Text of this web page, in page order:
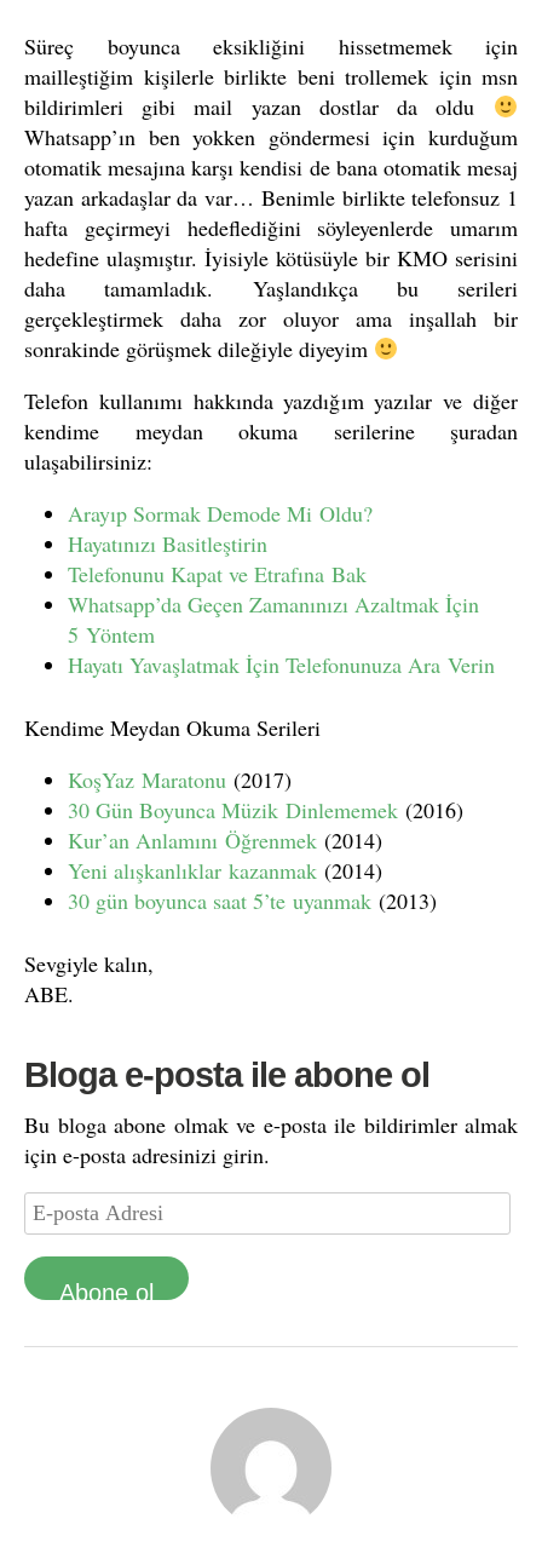
Süreç boyunca eksikliğini hissetmemek için
mailleştiğim kişilerle birlikte beni trollemek için msn
bildirimleri gibi mail yazan dostlar da oldu
Whatsapp’ın ben yokken göndermesi için kurduğum
otomatik mesajına karşı kendisi de bana otomatik mesaj
yazan arkadaşlar da var… Benimle birlikte telefonsuz 1
hafta geçirmeyi hedeflediğini söyleyenlerde umarım
hedefine ulaşmıştır. İyisiyle kötüsüyle bir KMO serisini
daha tamamladık. Yaşlandıkça bu serileri
gerçekleştirmek daha zor oluyor ama inşallah bir
sonrakinde görüşmek dileğiyle diyeyim
Telefon kullanımı hakkında yazdığım yazılar ve diğer
kendime meydan okuma serilerine şuradan
ulaşabilirsiniz:
Arayıp Sormak Demode Mi Oldu?
Hayatınızı Basitleştirin
Telefonunu Kapat ve Etrafına Bak
Whatsapp’da Geçen Zamanınızı Azaltmak İçin
5 Yöntem
Hayatı Yavaşlatmak İçin Telefonunuza Ara Verin
Kendime Meydan Okuma Serileri
KoşYaz Maratonu (2017)
30 Gün Boyunca Müzik Dinlememek (2016)
Kur’an Anlamını Öğrenmek (2014)
Yeni alışkanlıklar kazanmak (2014)
30 gün boyunca saat 5’te uyanmak (2013)
Sevgiyle kalın,
ABE.
Bloga e-posta ile abone ol
Bu bloga abone olmak ve e-posta ile bildirimler almak
için e-posta adresinizi girin.
Abone ol